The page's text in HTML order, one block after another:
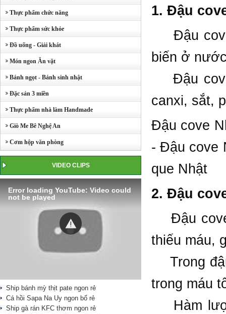
Thực phẩm chức năng
Thực phẩm sức khỏe
Đồ uống - Giải khát
Món ngon Ăn vặt
Bánh ngọt - Bánh sinh nhật
Đặc sản 3 miền
Thực phẩm nhà làm Handmade
Giò Me Bê Nghệ An
Cơm hộp văn phòng
VIDEO CLIPS
Error loading YouTube: Video could
not be played
Ship bánh mỳ thịt pate ngon rẻ
Cá hồi Sapa Na Uy ngon bổ rẻ
Ship gà rán KFC thơm ngon rẻ
1. Đậu
Đậu cove
biến ở
Đậu cove
canxi, sắt,
Đậu cove
- Đậu cove
que Nhật
2. Đậu
Đậu cove
thiếu máu,
Trong
trong máu
Hàm